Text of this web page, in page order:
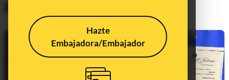
Hazte
Embajadora/Embajador
Publicado el